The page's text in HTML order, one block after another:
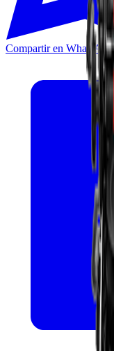
Compartir en WhatsApp